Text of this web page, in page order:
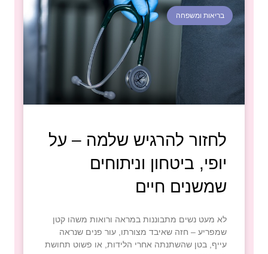
בריאות ומשפחה
לחזור להרגיש שלמה – על
יופי, ביטחון וניתוחים
שמשנים חיים
לא מעט נשים מתבוננות במראה ורואות משהו קטן
שמפריע – חזה שאיבד מצורתו, עור פנים שנראה
עייף, בטן שהשתנתה אחרי הלידות, או פשוט תחושת